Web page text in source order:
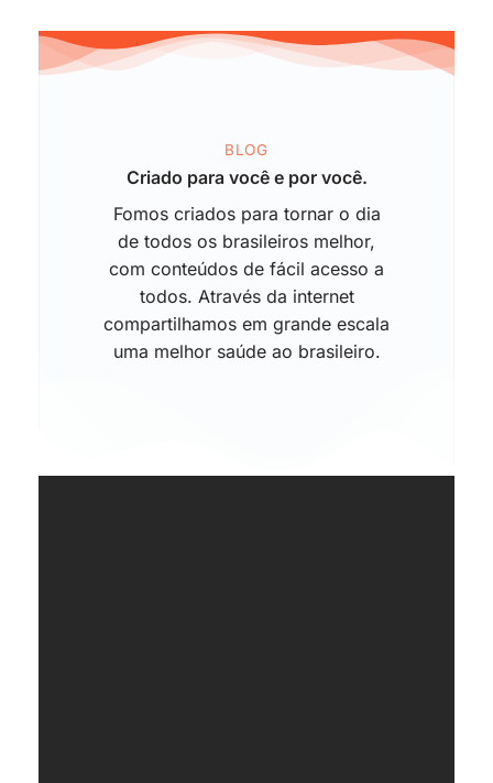
BLOG
Criado para você e por você.
Fomos criados para tornar o dia
de todos os brasileiros melhor,
com conteúdos de fácil acesso a
todos. Através da internet
compartilhamos em grande escala
uma melhor saúde ao brasileiro.